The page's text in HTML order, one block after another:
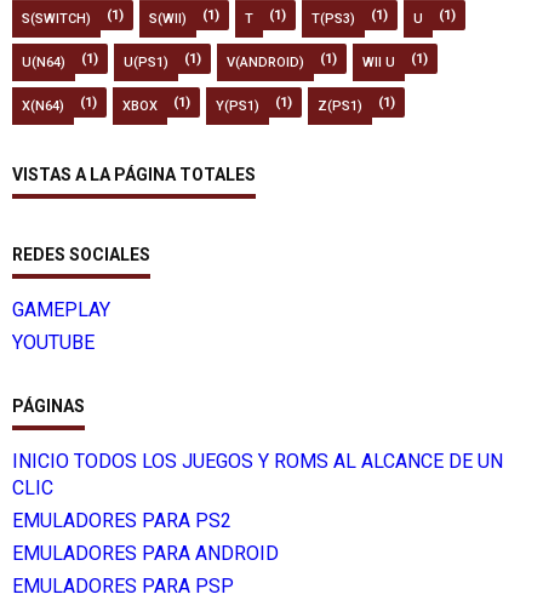
S(SWITCH) (1) S(WII) (1) T (1) T(PS3) (1) U (1)
U(N64) (1) U(PS1) (1) V(ANDROID) (1) WII U (1)
X(N64) (1) XBOX (1) Y(PS1) (1) Z(PS1) (1)
VISTAS A LA PÁGINA TOTALES
REDES SOCIALES
GAMEPLAY
YOUTUBE
PÁGINAS
INICIO TODOS LOS JUEGOS Y ROMS AL ALCANCE DE UN
CLIC
EMULADORES PARA PS2
EMULADORES PARA ANDROID
EMULADORES PARA PSP